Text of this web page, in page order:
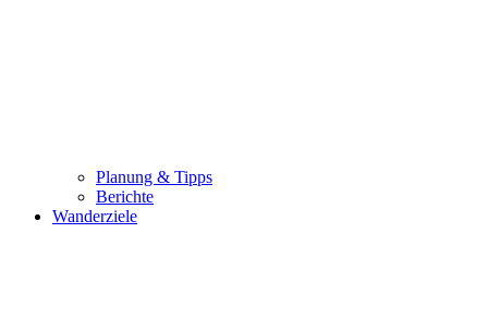
Planung & Tipps
Berichte
Wanderziele